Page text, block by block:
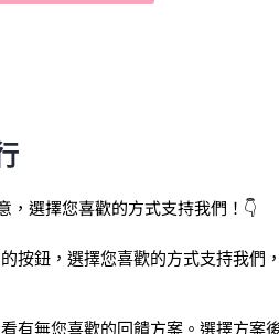
選擇您喜歡的方式支持我們！👇
按鈕，選擇您喜歡的方式支持我們
有無您喜歡的回饋方案。選擇方案